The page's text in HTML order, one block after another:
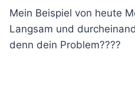
Mein Beispiel von heute
Langsam und
denn dein Problem????